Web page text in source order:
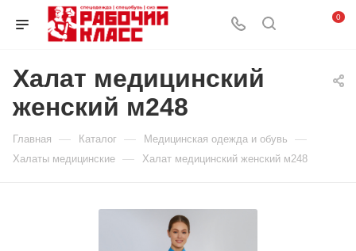
0
Халат медицинский
женский м248
Главная — Каталог — Медицинская одежда и обувь —
Халаты медицинские — Халат медицинский женский м248